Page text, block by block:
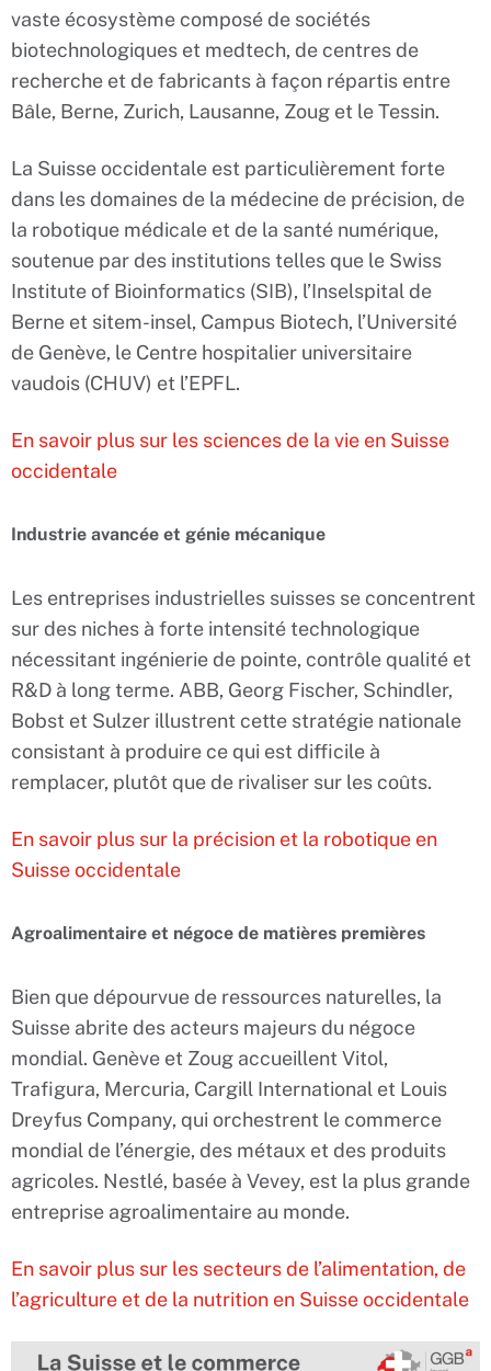
vaste écosystème composé de sociétés
biotechnologiques et medtech, de centres de
recherche et de fabricants à façon répartis entre
Bâle, Berne, Zurich, Lausanne, Zoug et le Tessin.
La Suisse occidentale est particulièrement forte
dans les domaines de la médecine de précision, de
la robotique médicale et de la santé numérique,
soutenue par des institutions telles que le Swiss
Institute of Bioinformatics (SIB), l’Inselspital de
Berne et sitem-insel, Campus Biotech, l’Université
de Genève, le Centre hospitalier universitaire
vaudois (CHUV) et l’EPFL.
En savoir plus sur les sciences de la vie en Suisse
occidentale
Industrie avancée et génie mécanique
Les entreprises industrielles suisses se concentrent
sur des niches à forte intensité technologique
nécessitant ingénierie de pointe, contrôle qualité et
R&D à long terme. ABB, Georg Fischer, Schindler,
Bobst et Sulzer illustrent cette stratégie nationale
consistant à produire ce qui est difficile à
remplacer, plutôt que de rivaliser sur les coûts.
En savoir plus sur la précision et la robotique en
Suisse occidentale
Agroalimentaire et négoce de matières premières
Bien que dépourvue de ressources naturelles, la
Suisse abrite des acteurs majeurs du négoce
mondial. Genève et Zoug accueillent Vitol,
Trafigura, Mercuria, Cargill International et Louis
Dreyfus Company, qui orchestrent le commerce
mondial de l’énergie, des métaux et des produits
agricoles. Nestlé, basée à Vevey, est la plus grande
entreprise agroalimentaire au monde.
En savoir plus sur les secteurs de l’alimentation, de
l’agriculture et de la nutrition en Suisse occidentale